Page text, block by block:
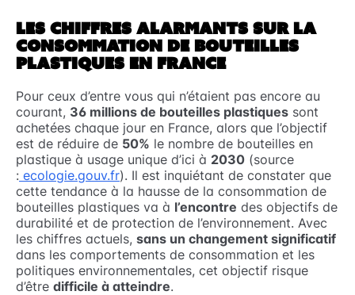
LES CHIFFRES ALARMANTS SUR LA
CONSOMMATION DE BOUTEILLES
PLASTIQUES EN FRANCE
Pour ceux d’entre vous qui n’étaient pas encore au
courant, 36 millions de bouteilles plastiques sont
achetées chaque jour en France, alors que l’objectif
est de réduire de 50% le nombre de bouteilles en
plastique à usage unique d’ici à 2030 (source
: ecologie.gouv.fr). Il est inquiétant de constater que
cette tendance à la hausse de la consommation de
bouteilles plastiques va à l’encontre des objectifs de
durabilité et de protection de l’environnement. Avec
les chiffres actuels, sans un changement significatif
dans les comportements de consommation et les
politiques environnementales, cet objectif risque
d’être difficile à atteindre.